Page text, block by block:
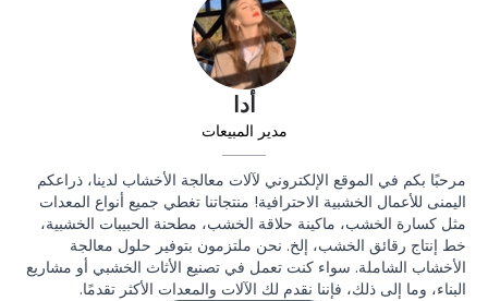
أدا
مدير المبيعات
مرحبًا بكم في الموقع الإلكتروني لآلات معالجة الأخشاب لدينا، ذراعكم
اليمنى للأعمال الخشبية الاحترافية! منتجاتنا تغطي جميع أنواع المعدات
مثل كسارة الخشب، ماكينة حلاقة الخشب، مطحنة الحبيبات الخشبية،
خط إنتاج رقائق الخشب، إلخ. نحن ملتزمون بتوفير حلول معالجة
الأخشاب الشاملة. سواء كنت تعمل في تصنيع الأثاث الخشبي أو مشاريع
البناء، وما إلى ذلك، فإننا نقدم لك الآلات والمعدات الأكثر تقدمًا.